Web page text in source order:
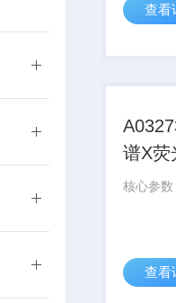
查看
谱X荧
材
查看